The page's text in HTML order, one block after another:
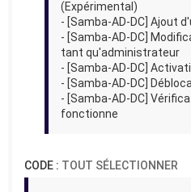
(Expérimental)
- [Samba-AD-DC] Ajout
- [Samba-AD-DC]
tant qu'administrateur
- [Samba-AD-DC]
- [Samba-AD-DC]
- [Samba-AD-DC]
fonctionne
CODE : TOUT SÉLECTIONNER